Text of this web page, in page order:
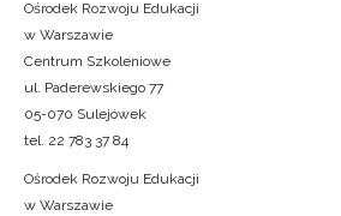
Ośrodek Rozwoju Edukacji
w Warszawie
Centrum Szkoleniowe
ul. Paderewskiego 77
05-070 Sulejówek
tel. 22 783 37 84
Ośrodek Rozwoju Edukacji
w Warszawie